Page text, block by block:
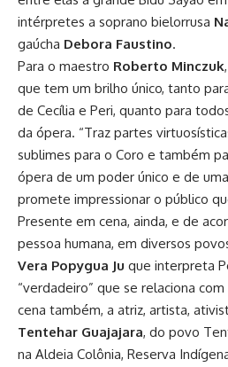
intérpretes a soprano bielorrusa
gaúcha Debora Faustino.
Para o maestro Roberto Minczuk
que tem um brilho único, tanto
de Cecília e Peri, quanto para
da ópera. “Traz partes
sublimes para o Coro e também
ópera de um poder único e de
promete impressionar o público
Presente em cena, ainda, e de
pessoa humana, em diversos
Vera Popygua Ju que interpreta
“verdadeiro” que se relaciona
cena também, a atriz, artista,
Tentehar Guajajara, do povo
na Aldeia Colônia, Reserva